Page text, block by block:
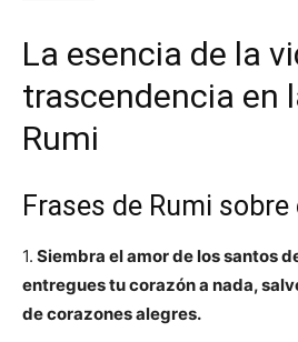
La esencia de la
trascendencia en
Rumi
Frases de Rumi
1. Siembra el amor de los santos
entregues tu corazón a nada,
de corazones alegres.